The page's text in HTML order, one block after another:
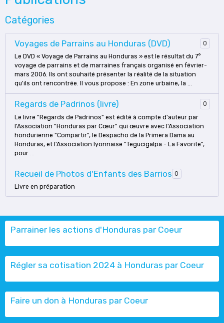
Catégories
Voyages de Parrains au Honduras (DVD)
0
Le DVD « Voyage de Parrains au Honduras » est le résultat du 7°
voyage de parrains et de marraines français organisé en février-
mars 2006. Ils ont souhaité présenter la réalité de la situation
qu'ils ont rencontrée. Il vous propose : En zone urbaine, la ...
Regards de Padrinos (livre)
0
Le livre "Regards de Padrinos" est édité à compte d'auteur par
l'Association "Honduras par Cœur" qui œuvre avec l'Association
hondurienne "Compartir", le Despacho de la Primera Dama au
Honduras, et l'Association lyonnaise "Tegucigalpa - La Favorite",
pour ...
Recueil de Photos d'Enfants des Barrios 0
Livre en préparation
Parrainer les actions d'Honduras par Coeur
Régler sa cotisation 2024 à Honduras par Coeur
Faire un don à Honduras par Coeur